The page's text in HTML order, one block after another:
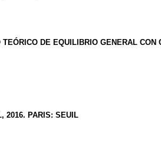
DE EQUILIBRIO GENERAL CON
2016. PARIS: SEUIL